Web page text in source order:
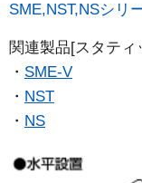
SME,NST,NSシリ
関連製品[スタテ
SME-V
NST
NS